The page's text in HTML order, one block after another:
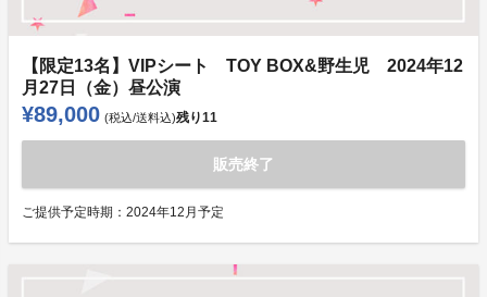
【限定13名】VIPシート TOY BOX&野生児 2024年12
月27日（金）昼公演
¥89,000 (税込/送料込)残り11
販売終了
ご提供予定時期： 2024年12月予定